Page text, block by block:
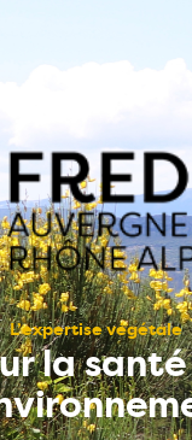
L’expertise végétale
la